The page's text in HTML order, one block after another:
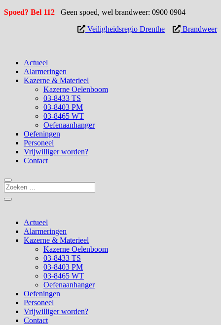
Spoed? Bel 112
Geen spoed, wel brandweer: 0900 0904
Veiligheidsregio Drenthe
Brandweer
Actueel
Alarmeringen
Kazerne & Materieel
Kazerne Oelenboom
03-8433 TS
03-8403 PM
03-8465 WT
Oefenaanhanger
Oefeningen
Personeel
Vrijwilliger worden?
Contact
Actueel
Alarmeringen
Kazerne & Materieel
Kazerne Oelenboom
03-8433 TS
03-8403 PM
03-8465 WT
Oefenaanhanger
Oefeningen
Personeel
Vrijwilliger worden?
Contact